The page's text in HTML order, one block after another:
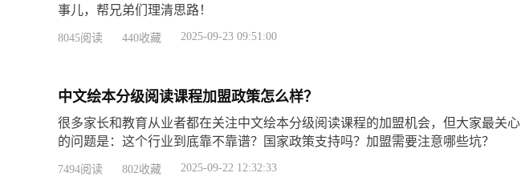
事儿，帮兄弟们理清思路！
8045阅读 440收藏 2025-09-23 09:51:00
中文绘本分级阅读课程加盟政策怎么样？
很多家长和教育从业者都在关注中文绘本分级阅读课程的加盟机会，但大家最关心
的问题是：这个行业到底靠不靠谱？国家政策支持吗？加盟需要注意哪些坑？
7494阅读 802收藏 2025-09-22 12:32:33